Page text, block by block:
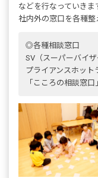
などを行なっていき
社内外の窓口を各種整
◎各種相談窓口
SV（スーパーバイ
プライアンスホット
「こころの相談窓口